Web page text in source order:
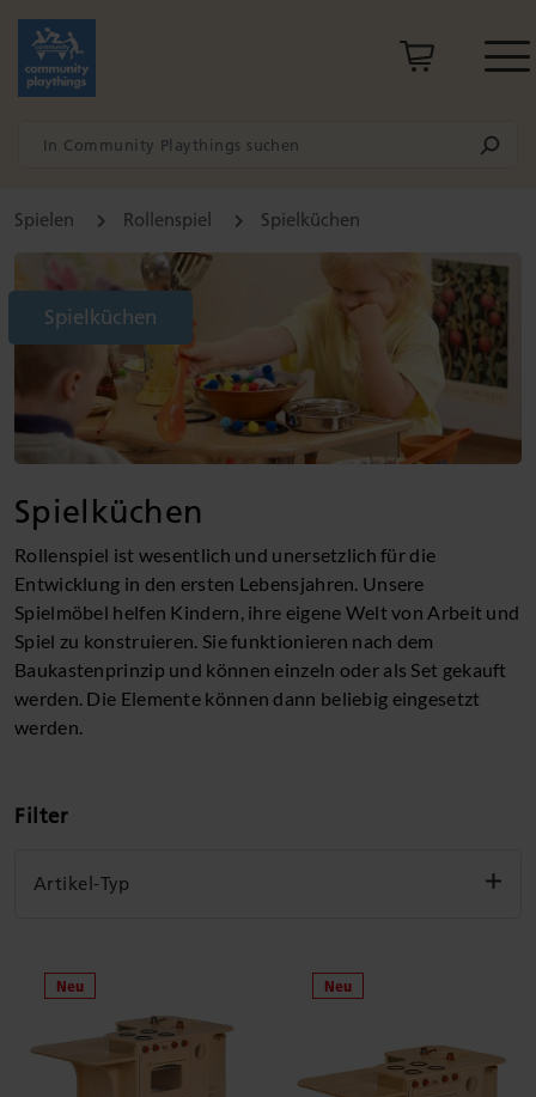
Spielen Rollenspiel Spielküchen
Spielküchen
Spielküchen
Rollenspiel ist wesentlich und unersetzlich für die
Entwicklung in den ersten Lebensjahren. Unsere
Spielmöbel helfen Kindern, ihre eigene Welt von Arbeit und
Spiel zu konstruieren. Sie funktionieren nach dem
Baukastenprinzip und können einzeln oder als Set gekauft
werden. Die Elemente können dann beliebig eingesetzt
werden.
Filter
Artikel-Typ
Set
Filter löschen